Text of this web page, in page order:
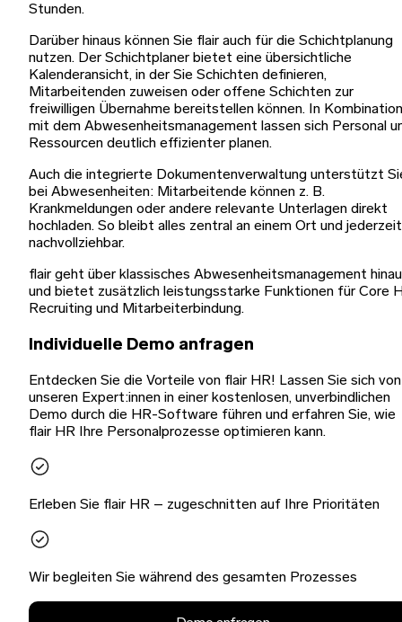
Stunden.
Darüber hinaus können Sie flair auch für die Schichtplanung
nutzen. Der Schichtplaner bietet eine übersichtliche
Kalenderansicht, in der Sie Schichten definieren,
Mitarbeitenden zuweisen oder offene Schichten zur
freiwilligen Übernahme bereitstellen können. In Kombination
mit dem Abwesenheitsmanagement lassen sich Personal
Ressourcen deutlich effizienter planen.
Auch die integrierte Dokumentenverwaltung unterstützt
bei Abwesenheiten: Mitarbeitende können z. B.
Krankmeldungen oder andere relevante Unterlagen direkt
hochladen. So bleibt alles zentral an einem Ort und jederzeit
nachvollziehbar.
flair geht über klassisches Abwesenheitsmanagement
und bietet zusätzlich leistungsstarke Funktionen für Core
Recruiting und Mitarbeiterbindung.
Individuelle Demo anfragen
Entdecken Sie die Vorteile von flair HR! Lassen Sie sich von
unseren Expert:innen in einer kostenlosen, unverbindlichen
Demo durch die HR-Software führen und erfahren Sie, wie
flair HR Ihre Personalprozesse optimieren kann.
Erleben Sie flair HR – zugeschnitten auf Ihre Prioritäten
Wir begleiten Sie während des gesamten Prozesses